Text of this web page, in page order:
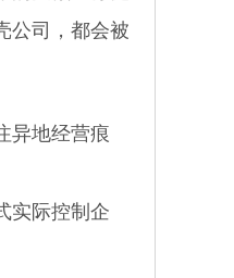
公司，都会被
异地经营痕
实际控制企